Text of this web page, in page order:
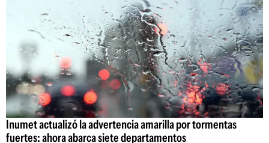
Inumet actualizó la advertencia amarilla por tormentas
fuertes: ahora abarca siete departamentos